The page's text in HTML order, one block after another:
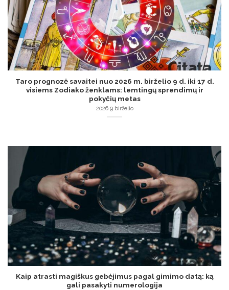
Taro prognozė savaitei nuo 2026 m. birželio 9 d. iki 17 d.
visiems Zodiako ženklams: lemtingų sprendimų ir
pokyčių metas
2026 9 birželio
Kaip atrasti magiškus gebėjimus pagal gimimo datą: ką
gali pasakyti numerologija